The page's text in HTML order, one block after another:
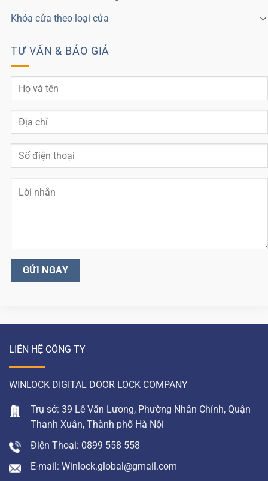
Khóa cửa theo loại cửa
TƯ VẤN & BÁO GIÁ
LIÊN HỆ CÔNG TY
WINLOCK DIGITAL DOOR LOCK COMPANY
Trụ sở: 39 Lê Văn Lương, Phường Nhân Chính, Quận
Thanh Xuân, Thành phố Hà Nội
Điện Thoại: 0899 558 558
E-mail: Winlock.global@gmail.com